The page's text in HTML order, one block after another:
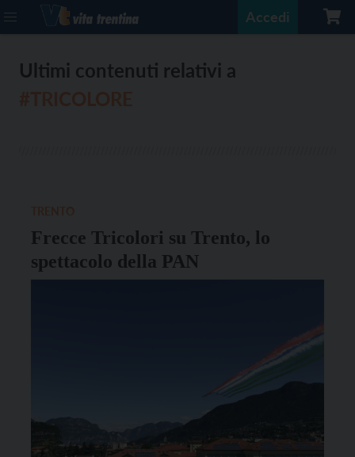
Accedi
Ultimi contenuti relativi a
Frecce Tricolori su Trento, lo
spettacolo della PAN